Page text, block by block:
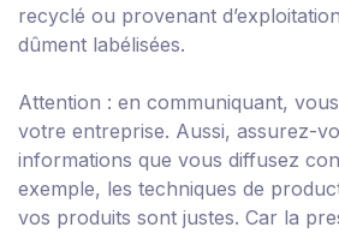
recyclé ou provenant
dûment labélisées.
Attention : en communiquant, vous
votre entreprise. Aussi, assurez-
informations que vous diffusez
exemple, les techniques de
vos produits sont justes. Car la